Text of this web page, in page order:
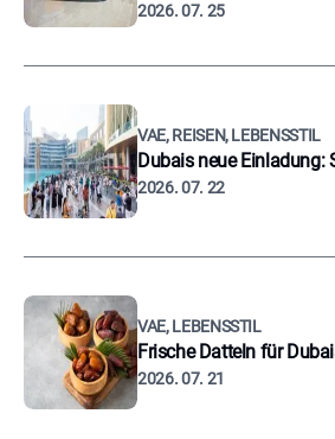
2026. 07. 25
VAE, REISEN, LEBENSSTIL
Dubais neue Einladung:
2026. 07. 22
VAE, LEBENSSTIL
Frische Datteln für
2026. 07. 21